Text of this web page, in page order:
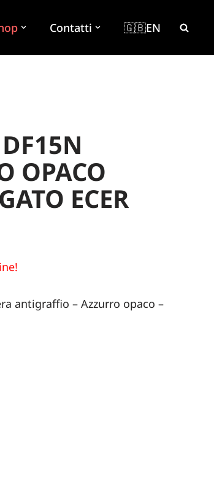
Contatti 🇬🇧EN
DF15N
OPACO
ECER
antigraffio – Azzurro opaco –